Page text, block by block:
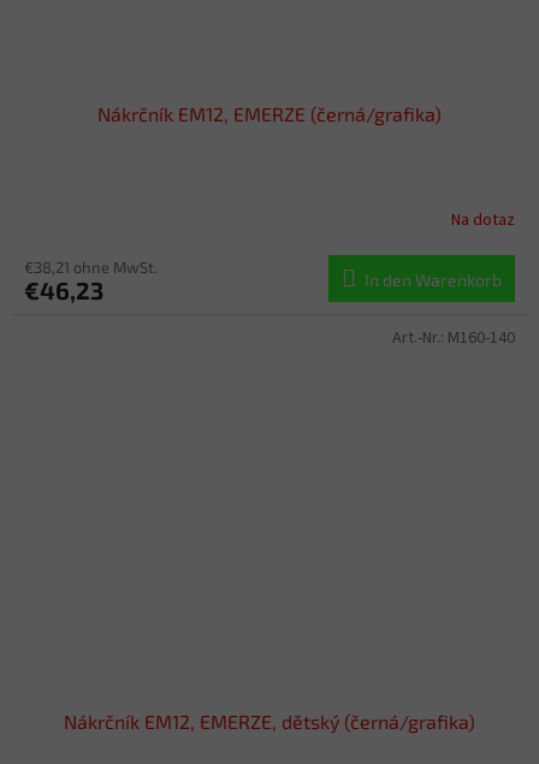
Nákrčník EM12, EMERZE (černá/grafika)
Na dotaz
€38,21 ohne MwSt.
€46,23 In den Warenkorb
Nákrčník EM12, EMERZE, dětský (černá/grafika)
Art.-Nr.: M160-140